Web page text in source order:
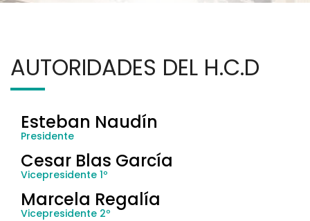
AUTORIDADES DEL H.C.D
Esteban Naudín
Presidente
Cesar Blas García
Vicepresidente 1º
Marcela Regalía
Vicepresidente 2º